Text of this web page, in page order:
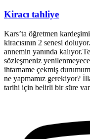
Kiracı tahliye
Kars’ta öğretmen
kiracısının 2 senesi
annemin yanında
sözleşmeniz
ihtarname çekmiş
ne yapmamız gerekiyor?
tarihi için belirli bir süre var